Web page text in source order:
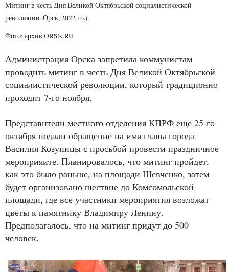
Митинг в честь Дня Великой Октябрьской социалистической
революции. Орск, 2022 год.
Фото: архив ORSK.RU
Администрация Орска запретила коммунистам
проводить митинг в честь Дня Великой Октябрьской
социалистической революции, который традиционно
проходит 7-го ноября.
Представители местного отделения КПРФ еще 25-го
октября подали обращение на имя главы города
Василия Козупицы с просьбой провести праздничное
мероприяите. Планировалось, что митинг пройдет,
как это было раньше, на площади Шевченко, затем
будет организовано шествие до Комсомольской
площади, где все участники мероприятия возложат
цветы к памятнику Владимиру Ленину.
Предполагалось, что на митинг придут до 500
человек.